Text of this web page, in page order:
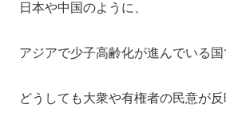
日本や中国のように、
アジアで少子高齢化が進んでいる国
どうしても大衆や有権者の民意が反